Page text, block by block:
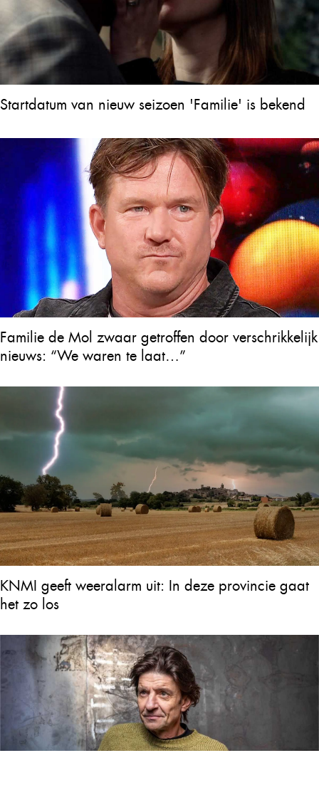
Startdatum van nieuw seizoen 'Familie' is bekend
Familie de Mol zwaar getroffen door verschrikkelijk
nieuws: “We waren te laat…”
KNMI geeft weeralarm uit: In deze provincie gaat
het zo los